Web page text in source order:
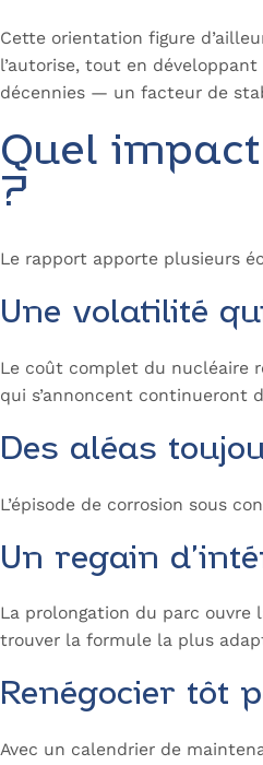
Cette orientation figure
l’autorise, tout en
décennies — un facteur de
Quel
?
Le rapport apporte plusieurs
Une volatilité
Le coût complet du nucléaire
qui s’annoncent continueront
Des aléas
L’épisode de corrosion sous
Un regain
La prolongation du parc ouvre
trouver la formule la plus
Renégocier tôt
Avec un calendrier de